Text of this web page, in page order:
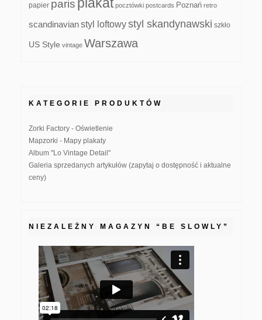
papier paris pocztówki postcards Poznań retro
scandinavianstyl loftowystyl skandynawski szkło
US Style vintage Warszawa
KATEGORIE PRODUKTÓW
Zorki Factory - Oświetlenie
Mapzorki - Mapy plakaty
Album "Lo Vintage Detail"
Galeria sprzedanych artykułów (zapytaj o dostępność i aktualne
ceny)
NIEZALEŻNY MAGAZYN “BE SLOWLY”